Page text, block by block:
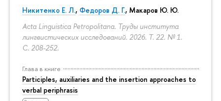
Никитенко Е. Л., Федоров Д. Г., Макаров Ю. Ю.
Acta Linguistica Petropolitana. Труды института
лингвистических исследований. 2026. Т. 22. № 1.
С. 208-252.
Глава в книге
Participles, auxiliaries and the insertion approaches to
verbal periphrasis